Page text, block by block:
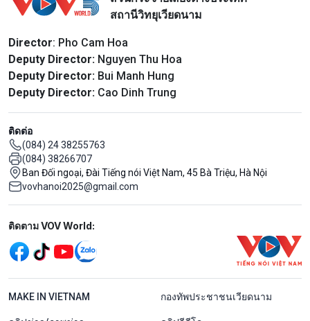
สถานีวิทยุเวียดนาม
Director: Pho Cam Hoa
Deputy Director: Nguyen Thu Hoa
Deputy Director: Bui Manh Hung
Deputy Director: Cao Dinh Trung
ติดต่อ
(084) 24 38255763
(084) 38266707
Ban Đối ngoại, Đài Tiếng nói Việt Nam, 45 Bà Triệu, Hà Nội
vovhanoi2025@gmail.com
Mạng xã hội
ติดตาม VOV World:
menu footer tiếng Thái
MAKE IN VIETNAM กองทัพประชาชนเวียดนาม